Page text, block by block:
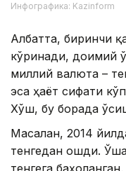
Инфографика: Kazinform
Албатта, биринчи
кўринади, доимий
миллий валюта –
эса ҳаёт сифати
Хўш, бу борада
Масалан, 2014
тенгедан ошди.
тенгега